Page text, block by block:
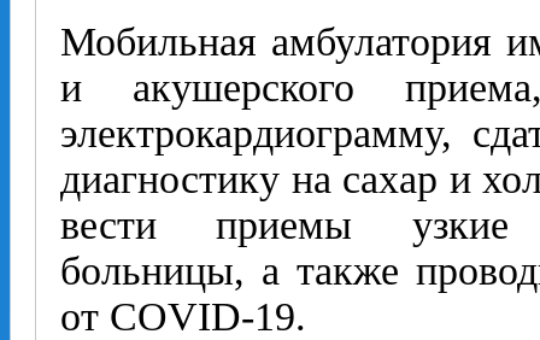
Мобильная амбулатория
и акушерского
электрокардиограмму,
диагностику на сахар и
вести приемы узкие
больницы, а также
от COVID-19.